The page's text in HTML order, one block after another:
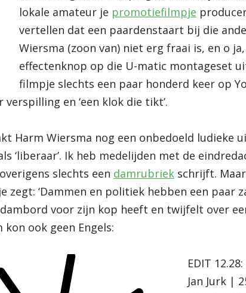
lokale amateur je promotiefilmpje
vertellen dat een paardenstaart bij die
Wiersma (zoon van) niet erg fraai is, en o
effectenknop op die U-matic montageset
filmpje slechts een paar honderd keer op
en ‘een klok die tikt’.
Harm Wiersma nog een onbedoeld ludieke
‘liberaar’. Ik heb medelijden met de
slechts een damrubriek schrijft.
‘Dammen en politiek hebben een paar
dambord voor zijn kop heeft en twijfelt over
ook geen Engels:
EDIT 12.28:
Jan Jurk |